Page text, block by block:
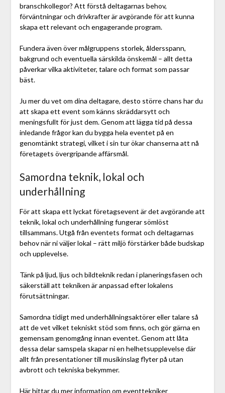
branschkollegor? Att förstå deltagarnas behov,
förväntningar och drivkrafter är avgörande för att kunna
skapa ett relevant och engagerande program.
Fundera även över målgruppens storlek, åldersspann,
bakgrund och eventuella särskilda önskemål – allt detta
påverkar vilka aktiviteter, talare och format som passar
bäst.
Ju mer du vet om dina deltagare, desto större chans har du
att skapa ett event som känns skräddarsytt och
meningsfullt för just dem. Genom att lägga tid på dessa
inledande frågor kan du bygga hela eventet på en
genomtänkt strategi, vilket i sin tur ökar chanserna att nå
företagets övergripande affärsmål.
Samordna teknik, lokal och
underhållning
För att skapa ett lyckat företagsevent är det avgörande att
teknik, lokal och underhållning fungerar sömlöst
tillsammans. Utgå från eventets format och deltagarnas
behov när ni väljer lokal – rätt miljö förstärker både budskap
och upplevelse.
Tänk på ljud, ljus och bildteknik redan i planeringsfasen och
säkerställ att tekniken är anpassad efter lokalens
förutsättningar.
Samordna tidigt med underhållningsaktörer eller talare så
att de vet vilket tekniskt stöd som finns, och gör gärna en
gemensam genomgång innan eventet. Genom att låta
dessa delar samspela skapar ni en helhetsupplevelse där
allt från presentationer till musikinslag flyter på utan
avbrott och tekniska bekymmer.
Här hittar du mer information om eventtekniker